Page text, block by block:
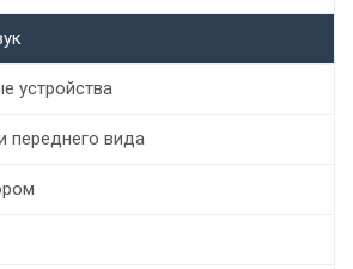
устройства
переднего вида